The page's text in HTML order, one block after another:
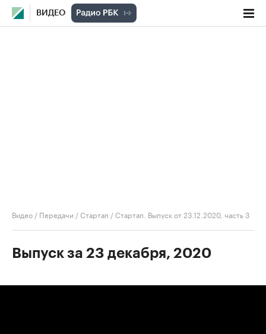
ВИДЕО
Видео / Передачи /Стартап /Стартап. Выпуск от 23.12.2020, часть 3
Выпуск за 23 декабря, 2020